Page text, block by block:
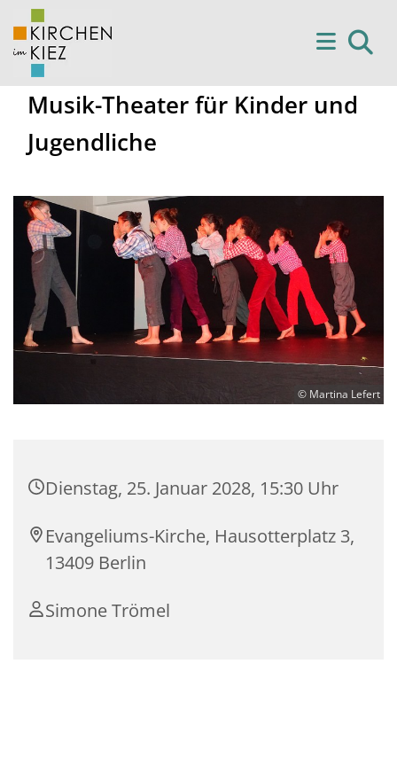
Musik-Theater für Kinder und
Jugendliche
© Martina Lefert
Dienstag, 25. Januar 2028, 15:30 Uhr
Evangeliums-Kirche, Hausotterplatz 3,
13409 Berlin
Simone Trömel